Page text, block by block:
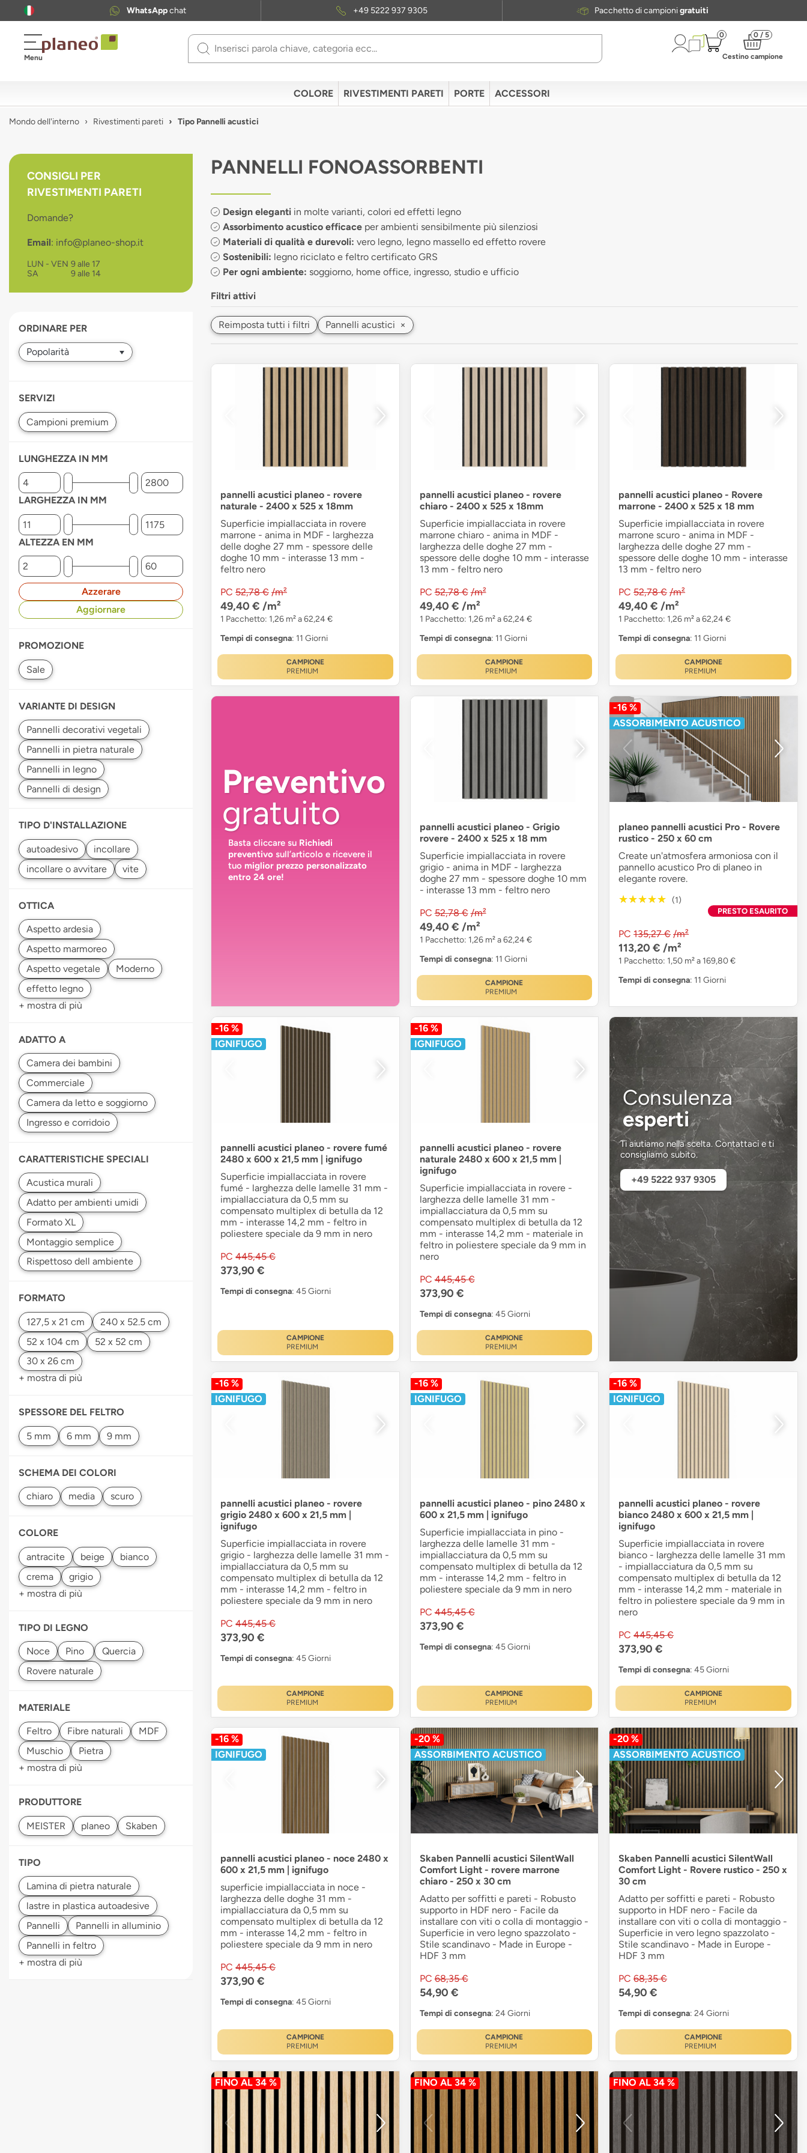
WhatsAppchat +49 5222 937 9305 Pacchetto di campionigratuiti
Menu
Use
arrows
to
Press
selected
search
result.
Touch
users
touch
gestures.
0 0 / 5
Cestino campione
COLORE RIVESTIMENTI PARETI PORTE ACCESSORI
Mondo dell'interno Rivestimenti pareti Tipo Pannelli acustici
CONSIGLI PER
RIVESTIMENTI PARETI
Domande?
Email: info@planeo-shop.it
LUN - VEN 9 alle 17
SA
9 alle 14
ORDINARE PER
SERVIZI
LUNGHEZZA IN MM
LARGHEZZA IN MM
ALTEZZA EN MM
Azzerare
Aggiornare
PROMOZIONE
VARIANTE DI DESIGN
TIPO D'INSTALLAZIONE
OTTICA
+ mostra di più
ADATTO A
CARATTERISTICHE SPECIALI
FORMATO
+ mostra di più
SPESSORE DEL FELTRO
SCHEMA DEI COLORI
COLORE
+ mostra di più
TIPO DI LEGNO
MATERIALE
+ mostra di più
PRODUTTORE
TIPO
+ mostra di più
PANNELLI FONOASSORBENTI
Design eleganti in molte varianti, colori ed effetti legno
Assorbimento acustico efficace per ambienti sensibilmente più silenziosi
Materiali di qualità e durevoli: vero legno, legno massello ed effetto rovere
Sostenibili: legno riciclato e feltro certificato GRS
Per ogni ambiente: soggiorno, home office, ingresso, studio e ufficio
Filtri attivi
Reimposta tutti i filtri Pannelli acustici ×
pannelli acustici planeo - rovere
naturale - 2400 x 525 x 18mm
Superficie impiallacciata in rovere
marrone - anima in MDF - larghezza
delle doghe 27 mm - spessore delle
doghe 10 mm - interasse 13 mm -
feltro nero
PC 52,78 € /m²
49,40 € /m²
1 Pacchetto: 1,26 m² a 62,24 €
Tempi di consegna: 11 Giorni
CAMPIONE
PREMIUM
pannelli acustici planeo - rovere
chiaro - 2400 x 525 x 18mm
Superficie impiallacciata in rovere
marrone chiaro - anima in MDF -
larghezza delle doghe 27 mm -
spessore delle doghe 10 mm - interasse
13 mm - feltro nero
PC 52,78 € /m²
49,40 € /m²
1 Pacchetto: 1,26 m² a 62,24 €
Tempi di consegna: 11 Giorni
CAMPIONE
PREMIUM
pannelli acustici planeo - Rovere
marrone - 2400 x 525 x 18 mm
Superficie impiallacciata in rovere
marrone scuro - anima in MDF -
larghezza delle doghe 27 mm -
spessore delle doghe 10 mm - interasse
13 mm - feltro nero
PC 52,78 € /m²
49,40 € /m²
1 Pacchetto: 1,26 m² a 62,24 €
Tempi di consegna: 11 Giorni
CAMPIONE
PREMIUM
Preventivo
gratuito
Basta cliccare su Richiedi
preventivo sull’articolo e ricevere il
tuomiglior prezzo personalizzato
entro 24 ore!
pannelli acustici planeo - Grigio
rovere - 2400 x 525 x 18 mm
Superficie impiallacciata in rovere
grigio - anima in MDF - larghezza
doghe 27 mm - spessore doghe 10 mm
- interasse 13 mm - feltro nero
PC 52,78 € /m²
49,40 € /m²
1 Pacchetto: 1,26 m² a 62,24 €
Tempi di consegna: 11 Giorni
CAMPIONE
PREMIUM
-16 %
ASSORBIMENTO ACUSTICO
planeo pannelli acustici Pro - Rovere
rustico - 250 x 60 cm
Create un'atmosfera armoniosa con il
pannello acustico Pro di planeo in
elegante rovere.
★★★★★
★★★★★ (1)
PRESTO ESAURITO
PC 135,27 € /m²
113,20 € /m²
1 Pacchetto: 1,50 m² a 169,80 €
Tempi di consegna: 11 Giorni
-16 %
IGNIFUGO
pannelli acustici planeo - rovere fumé
2480 x 600 x 21,5 mm | ignifugo
Superficie impiallacciata in rovere
fumé - larghezza delle lamelle 31 mm -
impiallacciatura da 0,5 mm su
compensato multiplex di betulla da 12
mm - interasse 14,2 mm - feltro in
poliestere speciale da 9 mm in nero
PC 445,45 €
373,90 €
Tempi di consegna: 45 Giorni
CAMPIONE
PREMIUM
-16 %
IGNIFUGO
pannelli acustici planeo - rovere
naturale 2480 x 600 x 21,5 mm |
ignifugo
Superficie impiallacciata in rovere -
larghezza delle lamelle 31 mm -
impiallacciatura da 0,5 mm su
compensato multiplex di betulla da 12
mm - interasse 14,2 mm - materiale in
feltro in poliestere speciale da 9 mm in
nero
PC 445,45 €
373,90 €
Tempi di consegna: 45 Giorni
CAMPIONE
PREMIUM
Consulenza
esperti
Ti aiutiamo nella scelta. Contattaci e ti
consigliamo subito.
+49 5222 937 9305
-16 %
IGNIFUGO
pannelli acustici planeo - rovere
grigio 2480 x 600 x 21,5 mm |
ignifugo
Superficie impiallacciata in rovere
grigio - larghezza delle lamelle 31 mm -
impiallacciatura da 0,5 mm su
compensato multiplex di betulla da 12
mm - interasse 14,2 mm - feltro in
poliestere speciale da 9 mm in nero
PC 445,45 €
373,90 €
Tempi di consegna: 45 Giorni
CAMPIONE
PREMIUM
-16 %
IGNIFUGO
pannelli acustici planeo - pino 2480 x
600 x 21,5 mm | ignifugo
Superficie impiallacciata in pino -
larghezza delle lamelle 31 mm -
impiallacciatura da 0,5 mm su
compensato multiplex di betulla da 12
mm - interasse 14,2 mm - feltro in
poliestere speciale da 9 mm in nero
PC 445,45 €
373,90 €
Tempi di consegna: 45 Giorni
CAMPIONE
PREMIUM
-16 %
IGNIFUGO
pannelli acustici planeo - rovere
bianco 2480 x 600 x 21,5 mm |
ignifugo
Superficie impiallacciata in rovere
bianco - larghezza delle lamelle 31 mm
- impiallacciatura da 0,5 mm su
compensato multiplex di betulla da 12
mm - interasse 14,2 mm - materiale in
feltro in poliestere speciale da 9 mm in
nero
PC 445,45 €
373,90 €
Tempi di consegna: 45 Giorni
CAMPIONE
PREMIUM
-16 %
IGNIFUGO
pannelli acustici planeo - noce 2480 x
600 x 21,5 mm | ignifugo
superficie impiallacciata in noce -
larghezza delle doghe 31 mm -
impiallacciatura da 0,5 mm su
compensato multiplex di betulla da 12
mm - interasse 14,2 mm - feltro in
poliestere speciale da 9 mm in nero
PC 445,45 €
373,90 €
Tempi di consegna: 45 Giorni
CAMPIONE
PREMIUM
-20 %
ASSORBIMENTO ACUSTICO
Skaben Pannelli acustici SilentWall
Comfort Light - rovere marrone
chiaro - 250 x 30 cm
Adatto per soffitti e pareti - Robusto
supporto in HDF nero - Facile da
installare con viti o colla di montaggio -
Superficie in vero legno spazzolato -
Stile scandinavo - Made in Europe -
HDF 3 mm
PC 68,35 €
54,90 €
Tempi di consegna: 24 Giorni
CAMPIONE
PREMIUM
-20 %
ASSORBIMENTO ACUSTICO
Skaben Pannelli acustici SilentWall
Comfort Light - Rovere rustico - 250 x
30 cm
Adatto per soffitti e pareti - Robusto
supporto in HDF nero - Facile da
installare con viti o colla di montaggio -
Superficie in vero legno spazzolato -
Stile scandinavo - Made in Europe -
HDF 3 mm
PC 68,35 €
54,90 €
Tempi di consegna: 24 Giorni
CAMPIONE
PREMIUM
FINO AL 34 % FINO AL 34 % FINO AL 34 %